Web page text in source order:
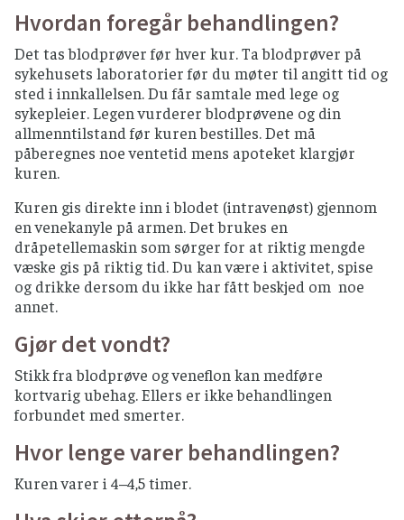
Hvordan foregår behandlingen?
Det tas blodprøver før hver kur. Ta blodprøver på
sykehusets laboratorier før du møter til angitt tid og
sted i innkallelsen. Du får samtale med lege og
sykepleier. Legen vurderer blodprøvene og din
allmenntilstand før kuren bestilles. Det må
påberegnes noe ventetid mens apoteket klargjør
kuren.
Kuren gis direkte inn i blodet (intravenøst) gjennom
en venekanyle på armen. Det brukes en
dråpetellemaskin som sørger for at riktig mengde
væske gis på riktig tid. Du kan være i aktivitet, spise
og drikke dersom du ikke har fått beskjed om noe
annet.
Gjør det vondt?
Stikk fra blodprøve og veneflon kan medføre
kortvarig ubehag. Ellers er ikke behandlingen
forbundet med smerter.
Hvor lenge varer behandlingen?
Kuren varer i 4–4,5 timer.